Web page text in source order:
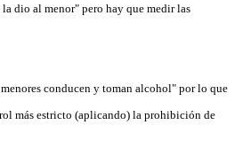
dio al menor" pero hay que medir las
conducen y toman alcohol" por lo que
más estricto (aplicando) la prohibición de